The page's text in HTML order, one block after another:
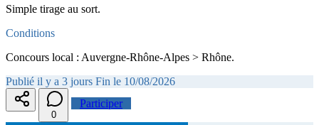
Simple tirage au sort.
Conditions
Concours local : Auvergne-Rhône-Alpes > Rhône.
Publié il y a 3 jours Fin le 10/08/2026
0
Participer